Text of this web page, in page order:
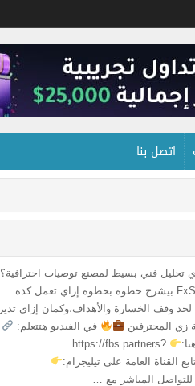
اتصل بنا
تحليل فني بسيط لمصنع توصيات احترافية؟
الفيديو الجديد على قناة FxSolve بيشرح خطوة بخطوة إزاي تعمل كده
وقف الخسارة والأهداف،وكمان إزاي تدير
زي المحترفين
في الفيديو هتتعلم:
https://fbs.partners?
القناة العامة على تيليجرام:
للتواصل المباشر مع …